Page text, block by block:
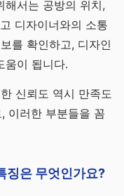
해서는 공방의 위치,
디자이너와의 소통
를 확인하고, 디자인
움이 됩니다.
신뢰도 역시 만족도
이러한 부분들을 꼼
징은 무엇인가요?